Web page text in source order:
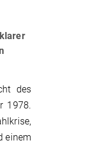
des
1978.
einem